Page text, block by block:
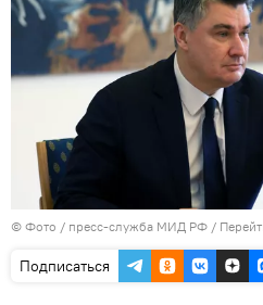
© Фото / пресс-служба МИД РФ /
Подписаться